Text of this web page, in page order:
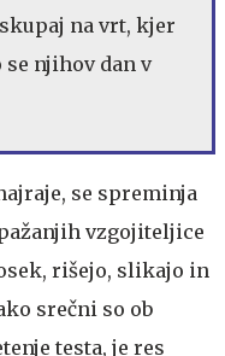
na vrt, kjer
njihov dan v
se spreminja
vzgojiteljice
rišejo, slikajo in
srečni so ob
testa, je res